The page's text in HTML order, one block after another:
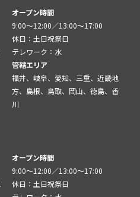
オープン時間
9:00～12:00／13:00～17:00
休日：土日祝祭日
テレワーク：水
管轄エリア
福井、岐阜、愛知、三重、近畿地
方、島根、鳥取、岡山、徳島、香
川
オープン時間
9:00～12:00／13:00～17:00
休日：土日祝祭日